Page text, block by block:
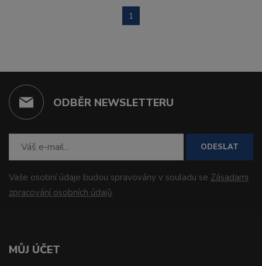
1
ODBĚR NEWSLETTERU
ODESLAT
Vaše osobní údaje budou spravovány v souladu se Zásadami
zpracování osobních údajů.
MŮJ ÚČET